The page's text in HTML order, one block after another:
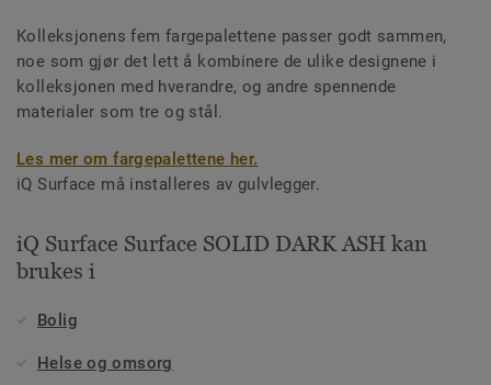
Kolleksjonens fem fargepalettene passer godt sammen,
noe som gjør det lett å kombinere de ulike designene i
kolleksjonen med hverandre, og andre spennende
materialer som tre og stål.
Les mer om fargepalettene her.
iQ Surface må installeres av gulvlegger.
iQ Surface Surface SOLID DARK ASH kan
brukes i
Bolig
Helse og omsorg